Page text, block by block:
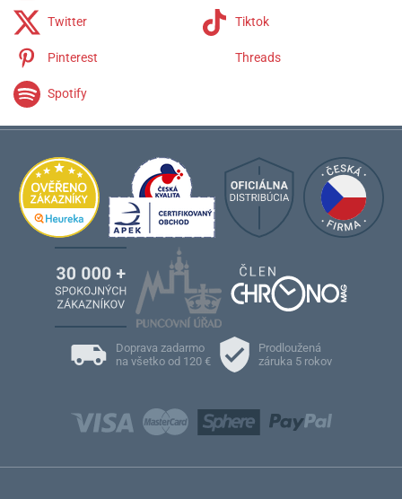
Twitter Tiktok
Pinterest Threads
Spotify
Doprava zadarmo
na všetko od 120 €
Prodloužená
záruka 5 rokov